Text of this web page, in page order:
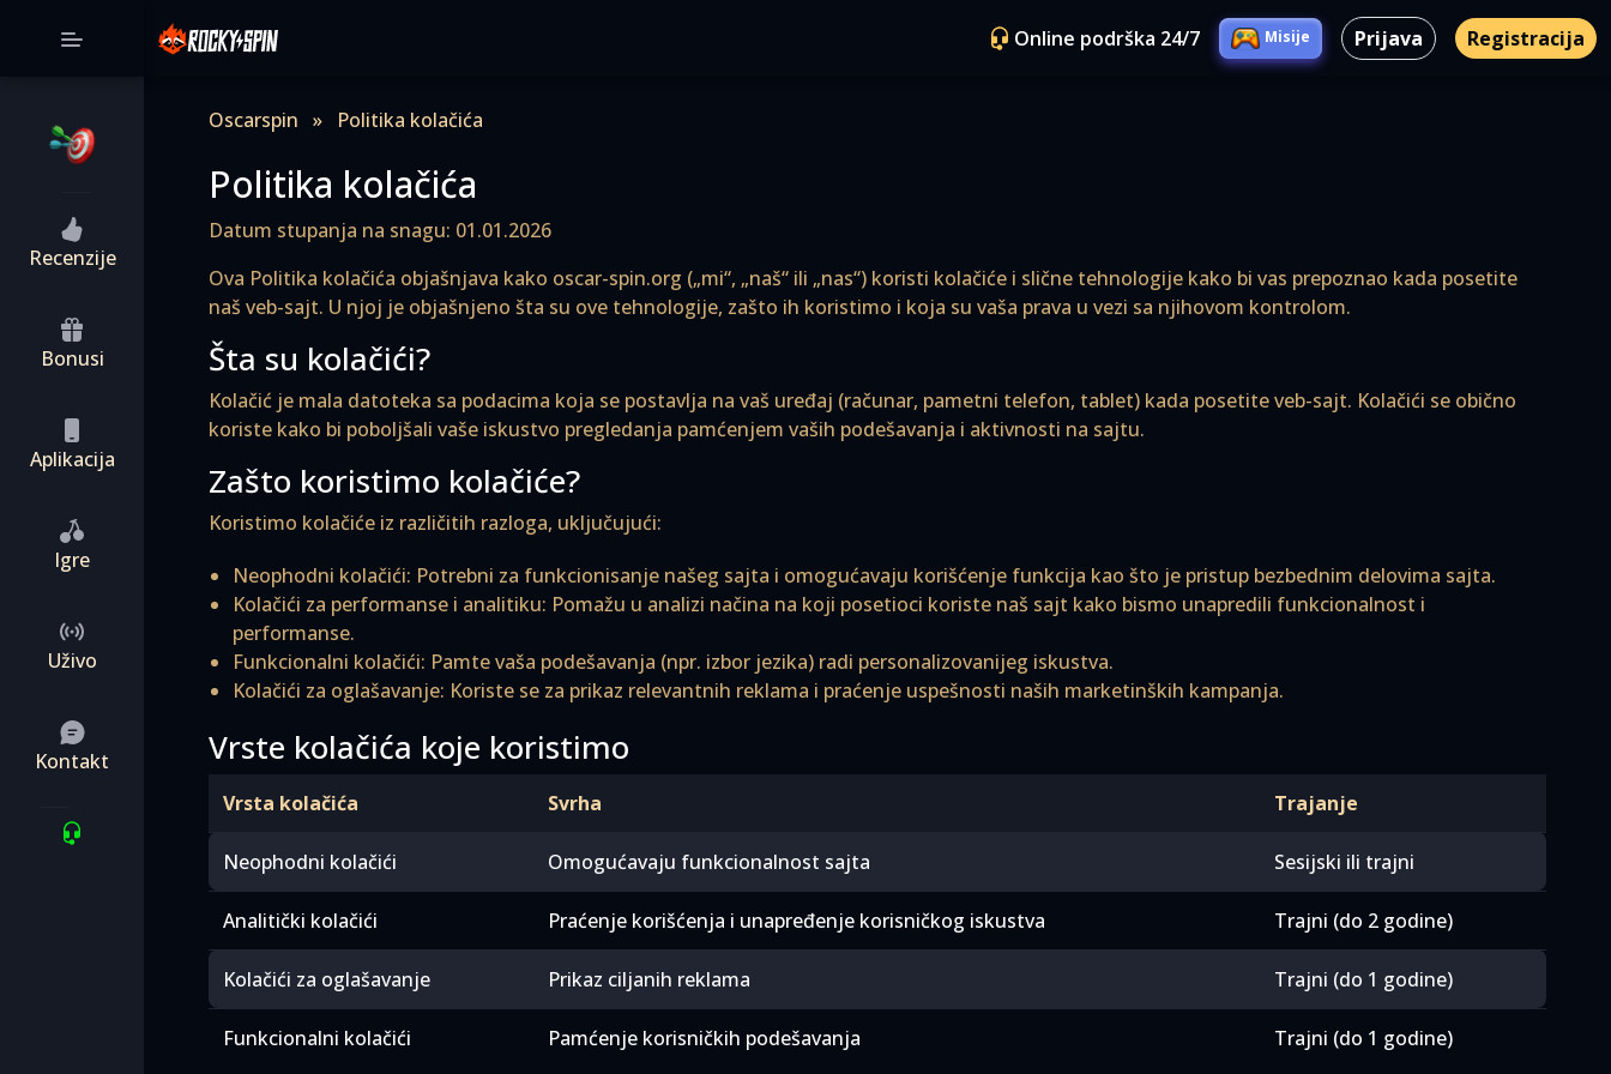
Recenzije
Bonusi
Aplikacija
Igre
Uživo
Kontakt
Online podrška 24/7 Misije Prijava Registracija
Oscarspin » Politika kolačića
Politika kolačića
Datum stupanja na snagu: 01.01.2026
Ova Politika kolačića objašnjava kako oscar-spin.org („mi“, „naš“ ili „nas“) koristi kolačiće i slične tehnologije kako bi vas prepoznao kada posetite
naš veb-sajt. U njoj je objašnjeno šta su ove tehnologije, zašto ih koristimo i koja su vaša prava u vezi sa njihovom kontrolom.
Šta su kolačići?
Kolačić je mala datoteka sa podacima koja se postavlja na vaš uređaj (računar, pametni telefon, tablet) kada posetite veb-sajt. Kolačići se obično
koriste kako bi poboljšali vaše iskustvo pregledanja pamćenjem vaših podešavanja i aktivnosti na sajtu.
Zašto koristimo kolačiće?
Koristimo kolačiće iz različitih razloga, uključujući:
Neophodni kolačići: Potrebni za funkcionisanje našeg sajta i omogućavaju korišćenje funkcija kao što je pristup bezbednim delovima sajta.
Kolačići za performanse i analitiku: Pomažu u analizi načina na koji posetioci koriste naš sajt kako bismo unapredili funkcionalnost i
performanse.
Funkcionalni kolačići: Pamte vaša podešavanja (npr. izbor jezika) radi personalizovanijeg iskustva.
Kolačići za oglašavanje: Koriste se za prikaz relevantnih reklama i praćenje uspešnosti naših marketinških kampanja.
Vrste kolačića koje koristimo
Vrsta kolačića Svrha Trajanje
Neophodni kolačići Omogućavaju funkcionalnost sajta Sesijski ili trajni
Analitički kolačići Praćenje korišćenja i unapređenje korisničkog iskustva Trajni (do 2 godine)
Kolačići za oglašavanje Prikaz ciljanih reklama Trajni (do 1 godine)
Funkcionalni kolačići Pamćenje korisničkih podešavanja Trajni (do 1 godine)